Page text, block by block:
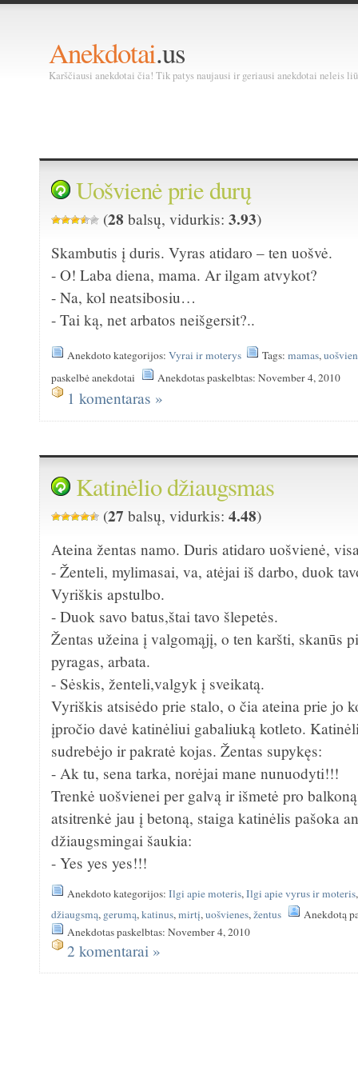
Anekdotai.us
Karščiausi anekdotai čia! Tik patys naujausi ir geriausi anekdotai neleis
Uošvienė prie durų
(28 balsų, vidurkis:3.93)
Skambutis į duris. Vyras atidaro – ten uošvė.
- O! Laba diena, mama. Ar ilgam atvykot?
- Na, kol neatsibosiu…
- Tai ką, net arbatos neišgersit?..
Anekdoto kategorijos:Vyrai ir moterys Tags:mamas,
paskelbė anekdotai
Anekdotas paskelbtas: November 4, 2010
1 komentaras »
Katinėlio džiaugsmas
(27 balsų, vidurkis:4.48)
Ateina žentas namo. Duris atidaro uošvienė,
- Ženteli, mylimasai, va, atėjai iš darbo, duok
Vyriškis apstulbo.
- Duok savo batus,štai tavo šlepetės.
Žentas užeina į valgomąjį, o ten karšti, skanūs
pyragas, arbata.
- Sėskis, ženteli,valgyk į sveikatą.
Vyriškis atsisėdo prie stalo, o čia ateina prie jo
įpročio davė katinėliui gabaliuką kotleto.
sudrebėjo ir pakratė kojas. Žentas supykęs:
- Ak tu, sena tarka, norėjai mane nunuodyti!!!
Trenkė uošvienei per galvą ir išmetė pro
atsitrenkė jau į betoną, staiga katinėlis pašoka
džiaugsmingai šaukia:
- Yes yes yes!!!
Anekdoto kategorijos:Ilgi apie moteris,Ilgi apie vyrus ir moteris
džiaugsmą, gerumą,katinus,mirtį,uošvienes,žentus
Anekdotą
Anekdotas paskelbtas: November 4, 2010
2 komentarai »